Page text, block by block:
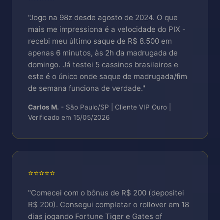
push FCM/APNs.
Incidentes maio/2026: 3 alerts críticos (2
false-positive, 1 real resolved <47min).
Database P95 12ms SELECTs | 34ms
INSERTs.
"Jogo na 98z desde agosto de 2024. O que
mais me impressiona é a velocidade do PIX -
recebi meu último saque de R$ 8.500 em
apenas 6 minutos, às 2h da madrugada de
domingo. Já testei 5 cassinos brasileiros e
este é o único onde saque de madrugada/fim
de semana funciona de verdade."
Carlos M. - São Paulo/SP | Cliente VIP Ouro |
Verificado em 15/05/2026
⭐⭐⭐⭐⭐
"Comecei com o bônus de R$ 200 (depositei
R$ 200). Consegui completar o rollover em 18
dias jogando Fortune Tiger e Gates of